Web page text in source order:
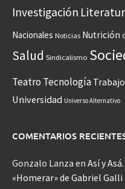
Investigación
Nacionales Noticias Nutrición
Salud Sindicalismo
Teatro Tecnología Trabajo
Universidad Universo Alternativo
COMENTARIOS
Gonzalo Lanza en Así y
«Homerar» de Gabriel Galli